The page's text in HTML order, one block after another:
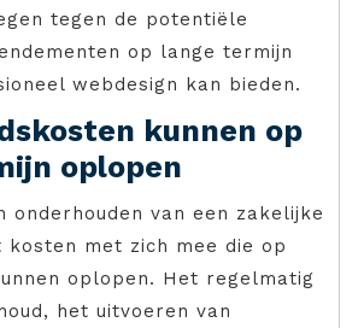
tegen de potentiële
op lange termijn
webdesign kan bieden.
kunnen op
oplopen
onderhouden van een zakelijke
met zich mee die op
oplopen. Het regelmatig
het uitvoeren van